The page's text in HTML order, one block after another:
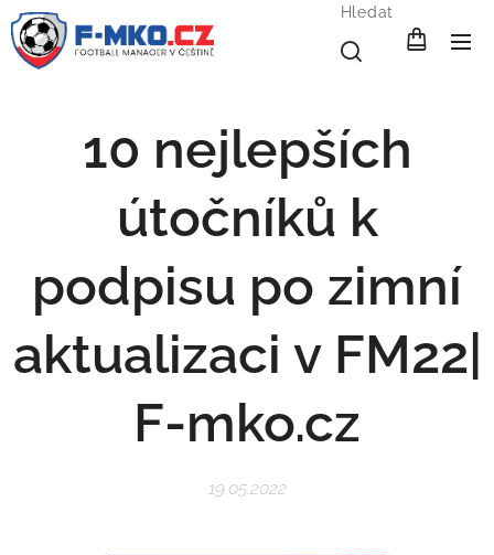
Hledat
10 nejlepších
útočníků k
podpisu po zimní
aktualizaci v FM22|
F-mko.cz
19.05.2022